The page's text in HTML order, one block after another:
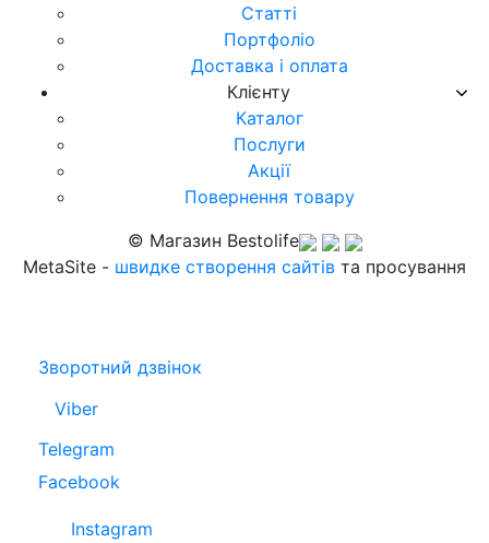
Статті
Портфоліо
Доставка і оплата
Клієнту
Каталог
Послуги
Акції
Повернення товару
© Магазин Bestolife
MetaSite - швидке створення сайтів та просування
Зворотний дзвінок
Viber
Telegram
Facebook
Instagram